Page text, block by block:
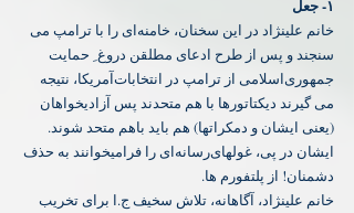
‏خانم علینژاد در این سخنان، خامنه‌ای را با ترامپ می
سنجند و پس از طرح ادعای مطلقن‌ دروغ ِ حمایت
می گیرند دیکتاتورها با هم متحدند پس آزادیخواهان
(یعنی ایشان و دمکراتها) هم باید باهم متحد شوند.
‏ایشان در پی، غولهای‌رسانه‌ای را فرامیخوانند به حذف
دشمنان! از پلتفورم ها.
‏خانم علینژاد، آگاهانه، تلاش سخیف ج.ا برای تخریب